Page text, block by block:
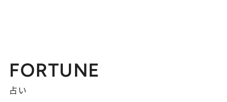
FORTUNE
占い